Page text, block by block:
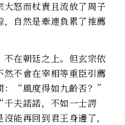
怒而杖責且流放了周子
自然是牽連負累了推薦
在朝廷之上。但玄宗依
不會在宰相等重臣引薦
：“風度得如九齡否？”
夫諾諾，不如一士諤
能再回到君王身邊了，